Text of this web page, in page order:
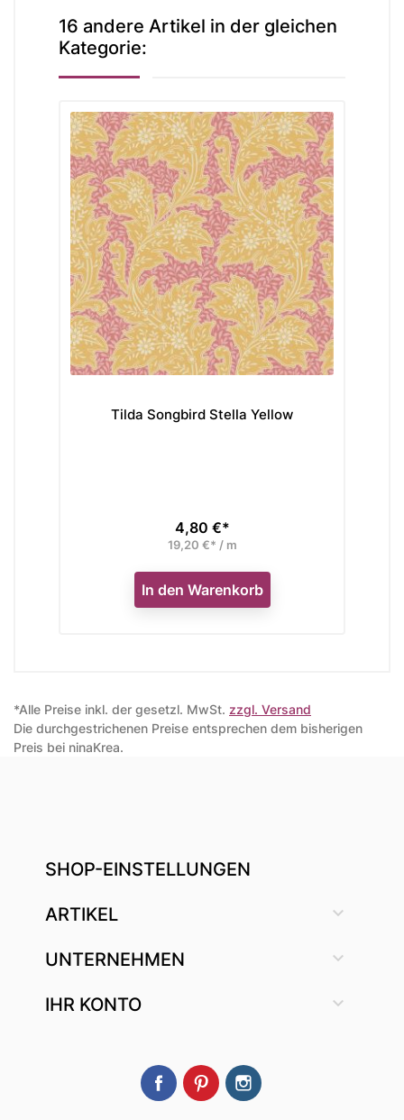
16 andere Artikel in der gleichen
Kategorie:
Tilda Songbird Stella Yellow
Preis
4,80 €*
19,20 €* / m
In den Warenkorb
*Alle Preise inkl. der gesetzl. MwSt. zzgl. Versand
Die durchgestrichenen Preise entsprechen dem bisherigen
Preis bei ninaKrea.
SHOP-EINSTELLUNGEN
ARTIKEL 
UNTERNEHMEN 
IHR KONTO 
FacebookPinterest